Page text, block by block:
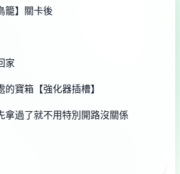
籠】關卡後
家
寶箱【強化器插槽】
拿過了就不用特別開路沒關係